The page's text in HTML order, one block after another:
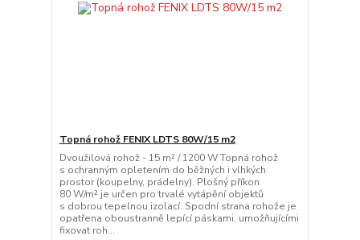
Topná rohož FENIX LDTS 80W/15 m2
Dvoužilová rohož - 15 m² / 1200 W Topná rohož
s ochranným opletením do běžných i vlhkých
prostor (koupelny, prádelny). Plošný příkon
80 W/m² je určen pro trvalé vytápění objektů
s dobrou tepelnou izolací. Spodní strana rohože je
opatřena oboustranně lepící páskami, umožňujícími
fixovat roh...